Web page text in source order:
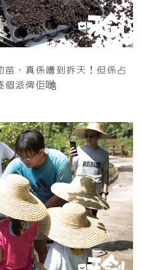
，真係嘈到拆天！但係占
個派俾佢哋